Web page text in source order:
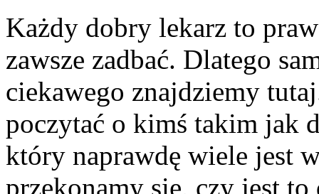
Każdy dobry lekarz to
zawsze zadbać. Dlatego
ciekawego znajdziemy
poczytać o kimś takim jak
który naprawdę wiele jest
przekonamy się, czy jest